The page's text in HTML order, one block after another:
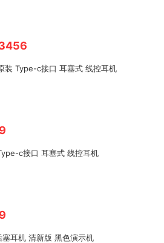
装 Type-c接口 耳塞式 线控耳机
c接口 耳塞式 线控耳机
塞耳机 清新版 黑色演示机